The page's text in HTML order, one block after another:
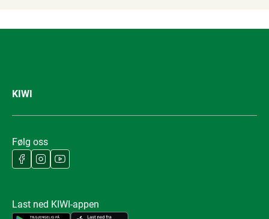
KIWI
Følg oss
Last ned KIWI-appen